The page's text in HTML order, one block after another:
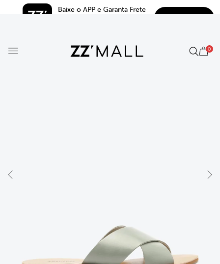
Baixe o APP e Garanta Frete
0